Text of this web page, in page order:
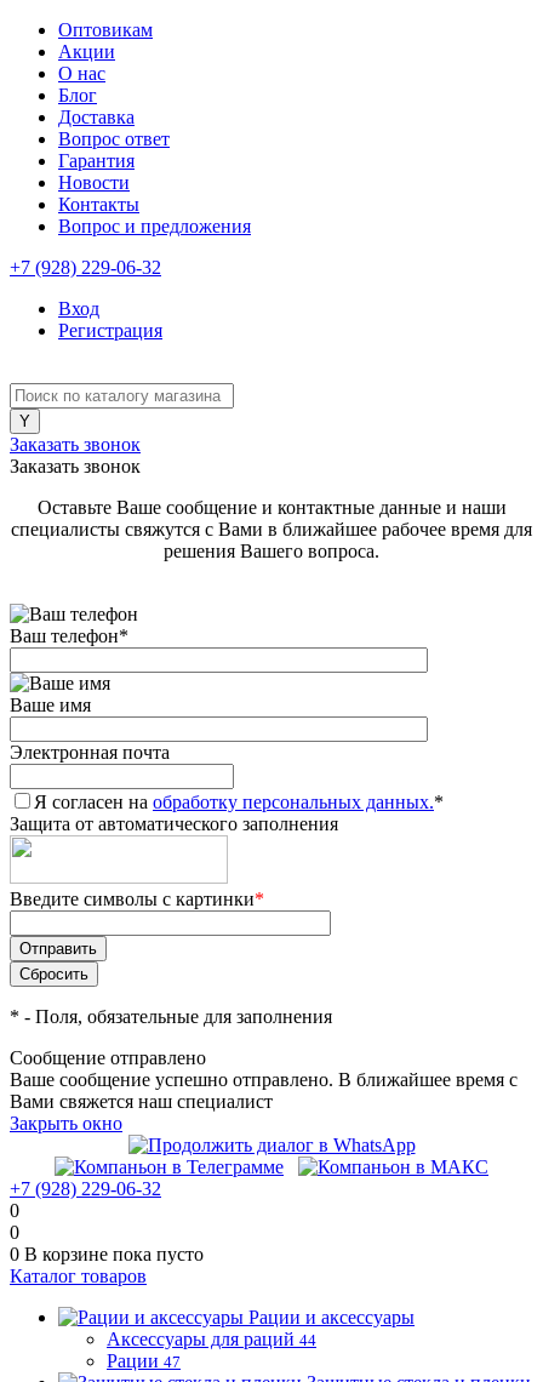
Оптовикам
Акции
О нас
Блог
Доставка
Вопрос ответ
Гарантия
Новости
Контакты
Вопрос и предложения
+7 (928) 229-06-32
Вход
Регистрация
Заказать звонок
Заказать звонок
Оставьте Ваше сообщение и контактные данные и наши
специалисты свяжутся с Вами в ближайшее рабочее время для
решения Вашего вопроса.
Ваш телефон*
Ваше имя
Электронная почта
Я согласен на обработку персональных данных.*
Защита от автоматического заполнения
Введите символы с картинки*
* - Поля, обязательные для заполнения
Сообщение отправлено
Ваше сообщение успешно отправлено. В ближайшее время с
Вами свяжется наш специалист
Закрыть окно
+7 (928) 229-06-32
0
0
0 В корзине пока пусто
Каталог товаров
Рации и аксессуары
Аксессуары для раций 44
Рации 47